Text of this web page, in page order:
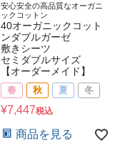
安心安全の高品質なオーガニ
ックコットン
40オーガニックコット
ンダブルガーゼ
敷きシーツ
セミダブルサイズ
【オーダーメイド】
春 秋 夏 冬
¥7,447税込
商品を見る